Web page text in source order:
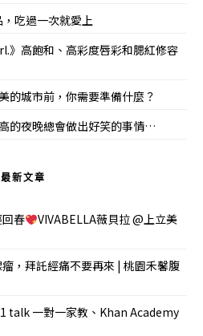
，吃過一次就愛上
》高飽和、高彩度唇彩和腮紅修容
的城市前，你需要準備什麼？
的夜晚總會做出好笑的事情…
最新文章
春
VIVABELLA薇貝拉 @上立美
，拜託經痛不要再來 | 桃園禾馨腹
talk 一對一家教、Khan Academy